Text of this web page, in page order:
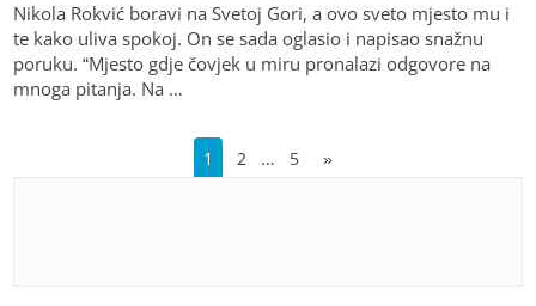
Nikola Rokvić boravi na Svetoj Gori, a ovo sveto mjesto mu i
te kako uliva spokoj. On se sada oglasio i napisao snažnu
poruku. “Mjesto gdje čovjek u miru pronalazi odgovore na
mnoga pitanja. Na …
1 2 … 5 »